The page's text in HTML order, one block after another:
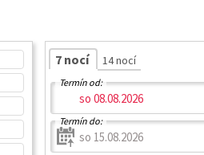
7 nocí 14 nocí
Termín od:
Termín do: